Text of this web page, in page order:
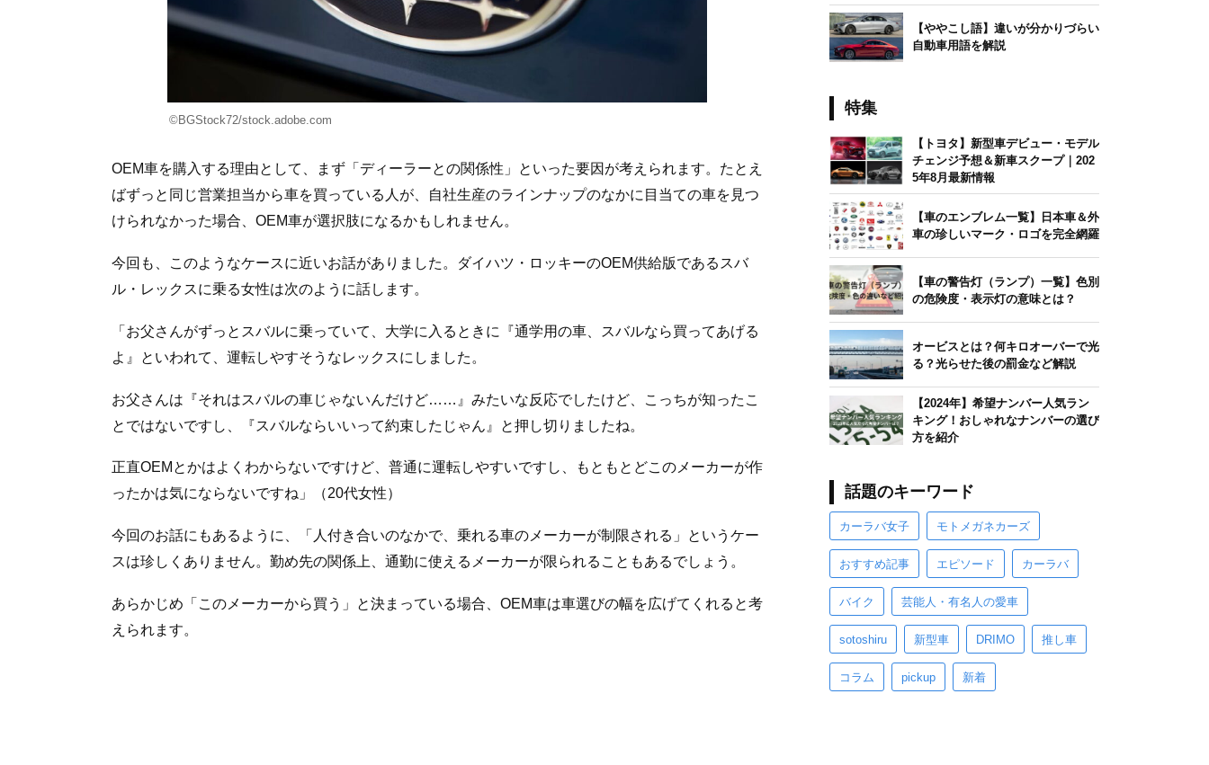
©BGStock72/stock.adobe.com
OEM車を購入する理由として、まず「ディーラーとの関係性」といった要因が考えられます。たとえ
ばずっと同じ営業担当から車を買っている人が、自社生産のラインナップのなかに目当ての車を見つ
けられなかった場合、OEM車が選択肢になるかもしれません。
今回も、このようなケースに近いお話がありました。ダイハツ・ロッキーのOEM供給版であるスバ
ル・レックスに乗る女性は次のように話します。
「お父さんがずっとスバルに乗っていて、大学に入るときに『通学用の車、スバルなら買ってあげる
よ』といわれて、運転しやすそうなレックスにしました。
お父さんは『それはスバルの車じゃないんだけど……』みたいな反応でしたけど、こっちが知ったこ
とではないですし、『スバルならいいって約束したじゃん』と押し切りましたね。
正直OEMとかはよくわからないですけど、普通に運転しやすいですし、もともとどこのメーカーが作
ったかは気にならないですね」（20代女性）
今回のお話にもあるように、「人付き合いのなかで、乗れる車のメーカーが制限される」というケー
スは珍しくありません。勤め先の関係上、通勤に使えるメーカーが限られることもあるでしょう。
あらかじめ「このメーカーから買う」と決まっている場合、OEM車は車選びの幅を広げてくれると考
えられます。
【ややこし語】違いが分かりづらい
自動車用語を解説
特集
【トヨタ】新型車デビュー・モデル
チェンジ予想＆新車スクープ｜202
5年8月最新情報
【車のエンブレム一覧】日本車＆外
車の珍しいマーク・ロゴを完全網羅
【車の警告灯（ランプ）一覧】色別
の危険度・表示灯の意味とは？
オービスとは？何キロオーバーで光
る？光らせた後の罰金など解説
【2024年】希望ナンバー人気ラン
キング！おしゃれなナンバーの選び
方を紹介
話題のキーワード
カーラバ女子 モトメガネカーズ
おすすめ記事 エピソード カーラバ
バイク 芸能人・有名人の愛車
sotoshiru 新型車 DRIMO 推し車
コラム pickup 新着